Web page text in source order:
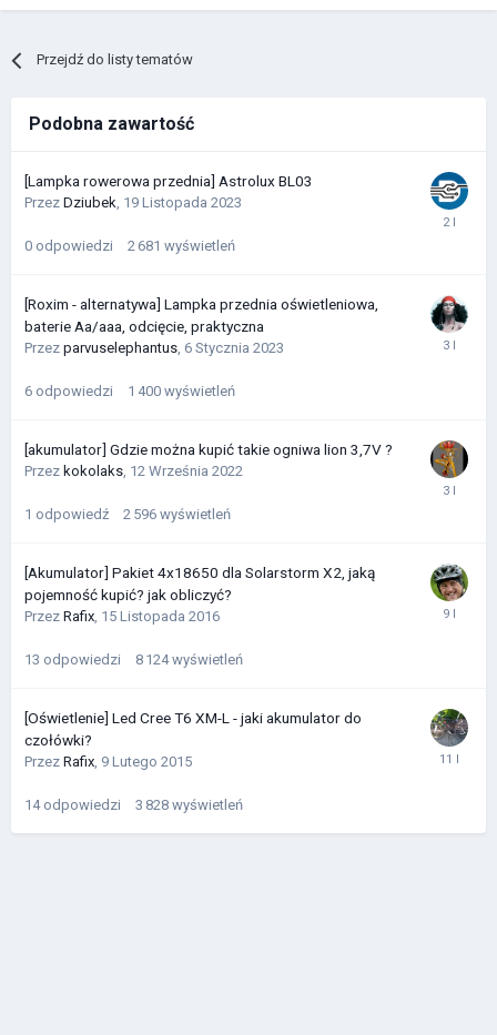
Przejdź do listy tematów
Podobna zawartość
[Lampka rowerowa przednia] Astrolux BL03
Przez Dziubek, 19 Listopada 2023
0 odpowiedzi 2 681 wyświetleń
[Roxim - alternatywa] Lampka przednia oświetleniowa,
baterie Aa/aaa, odcięcie, praktyczna
Przez parvuselephantus, 6 Stycznia 2023
6 odpowiedzi 1 400 wyświetleń
[akumulator] Gdzie można kupić takie ogniwa lion 3,7V ?
Przez kokolaks, 12 Września 2022
1 odpowiedź 2 596 wyświetleń
[Akumulator] Pakiet 4x18650 dla Solarstorm X2, jaką
pojemność kupić? jak obliczyć?
Przez Rafix, 15 Listopada 2016
13 odpowiedzi 8 124 wyświetleń
[Oświetlenie] Led Cree T6 XM-L - jaki akumulator do
czołówki?
Przez Rafix, 9 Lutego 2015
14 odpowiedzi 3 828 wyświetleń